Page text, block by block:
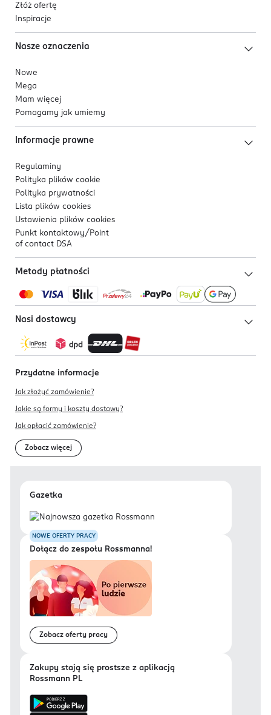
Złóż ofertę
Inspiracje
Nasze oznaczenia
Nowe
Mega
Mam więcej
Pomagamy jak umiemy
Informacje prawne
Regulaminy
Polityka plików cookie
Polityka prywatności
Lista plików cookies
Ustawienia plików cookies
Punkt kontaktowy/ Point
of contact DSA
Metody płatności
Nasi dostawcy
Przydatne informacje
Jak złożyć zamówienie?
Jakie są formy i koszty dostawy?
Jak opłacić zamówienie?
Zobacz więcej
Gazetka
NOWE OFERTY PRACY
Dołącz do zespołu Rossmanna!
Zobacz oferty pracy
Zakupy stają się prostsze z aplikacją
Rossmann PL